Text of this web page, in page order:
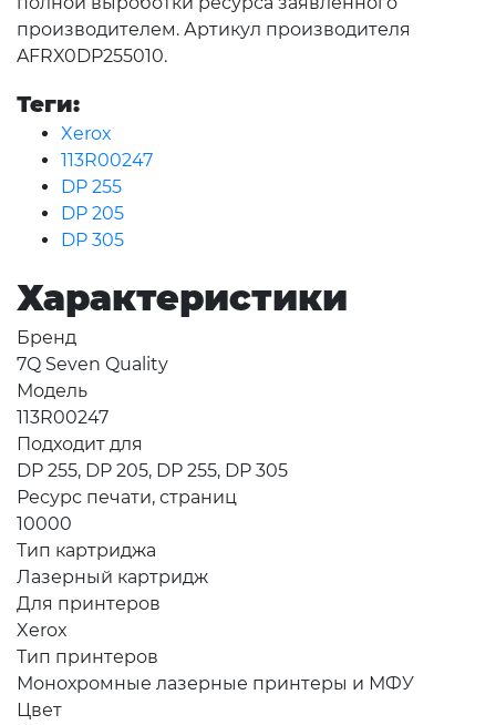
производителем. Артикул производителя
AFRX0DP255010.
Теги:
Xerox
113R00247
DP 255
DP 205
DP 305
Характеристики
Бренд
7Q Seven Quality
Модель
113R00247
Подходит для
DP 255, DP 205, DP 255, DP 305
Ресурс печати, страниц
10000
Тип картриджа
Лазерный картридж
Для принтеров
Xerox
Тип принтеров
Монохромные лазерные принтеры и МФУ
Цвет